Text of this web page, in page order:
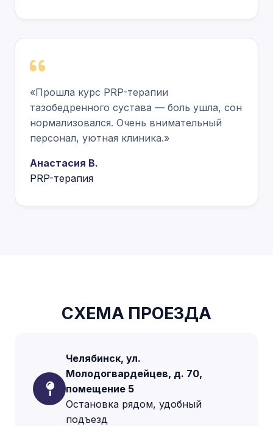
«Прошла курс PRP-терапии
тазобедренного сустава — боль ушла, сон
нормализовался. Очень внимательный
персонал, уютная клиника.»
Анастасия В.
PRP-терапия
СХЕМА ПРОЕЗДА
Челябинск, ул.
Молодогвардейцев, д. 70,
помещение 5
Остановка рядом, удобный
подъезд